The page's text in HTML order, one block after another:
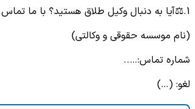
1.⚖آیا به دنبال وکیل طلاق هستید؟ با ما تماس بگیرید تا به شما در مسائل حقوقی کمک کنیم.
(نام موسسه حقوقی و وکالتی)
شماره تماس:…..
لغو: (…)